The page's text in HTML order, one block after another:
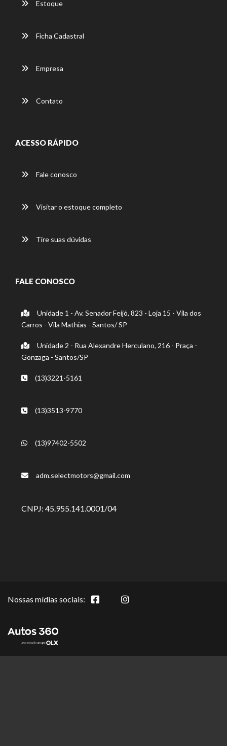
Estoque
Ficha Cadastral
Empresa
Contato
ACESSO RÁPIDO
Fale conosco
Visitar o estoque completo
Tire suas dúvidas
FALE CONOSCO
Unidade 1 - Av. Senador Feijó, 823 - Loja 15 - Vila dos
Carros - Vila Mathias - Santos/ SP
Unidade 2 - Rua Alexandre Herculano, 216 - Praça -
Gonzaga - Santos/SP
(13)3221-5161
(13)3513-9770
(13)97402-5502
adm.selectmotors@gmail.com
CNPJ: 45.955.141.0001/04
Nossas mídias sociais: